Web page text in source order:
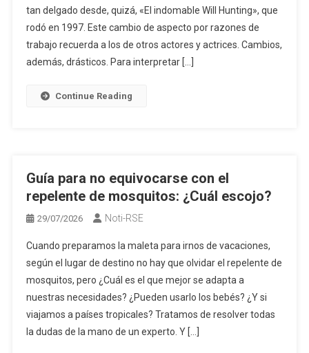
tan delgado desde, quizá, «El indomable Will Hunting», que
rodó en 1997. Este cambio de aspecto por razones de
trabajo recuerda a los de otros actores y actrices. Cambios,
además, drásticos. Para interpretar […]
Continue Reading
Guía para no equivocarse con el
repelente de mosquitos: ¿Cuál escojo?
29/07/2026 Noti-RSE
Cuando preparamos la maleta para irnos de vacaciones,
según el lugar de destino no hay que olvidar el repelente de
mosquitos, pero ¿Cuál es el que mejor se adapta a
nuestras necesidades? ¿Pueden usarlo los bebés? ¿Y si
viajamos a países tropicales? Tratamos de resolver todas
la dudas de la mano de un experto. Y […]